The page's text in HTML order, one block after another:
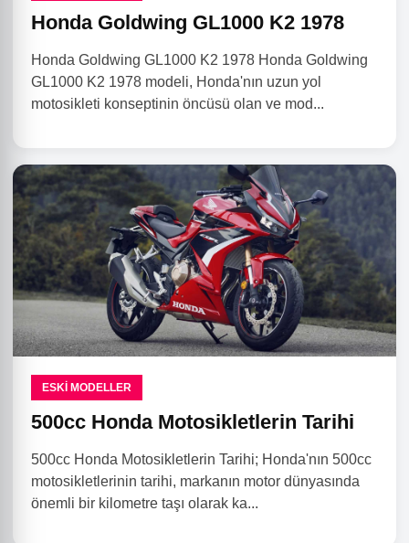
Honda Goldwing GL1000 K2 1978
Honda Goldwing GL1000 K2 1978 Honda Goldwing
GL1000 K2 1978 modeli, Honda'nın uzun yol
motosikleti konseptinin öncüsü olan ve mod...
ESKI MODELLER
500cc Honda Motosikletlerin Tarihi
500cc Honda Motosikletlerin Tarihi; Honda'nın 500cc
motosikletlerinin tarihi, markanın motor dünyasında
önemli bir kilometre taşı olarak ka...